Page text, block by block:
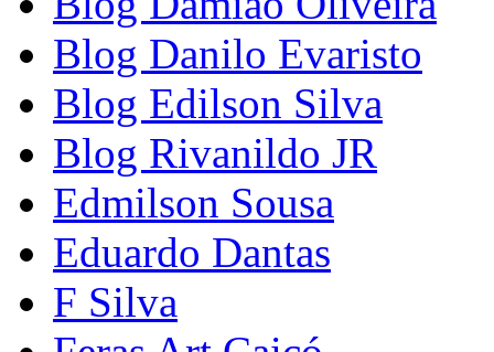
Blog Danilo Evaristo
Blog Edilson Silva
Blog Rivanildo JR
Edmilson Sousa
Eduardo Dantas
F Silva